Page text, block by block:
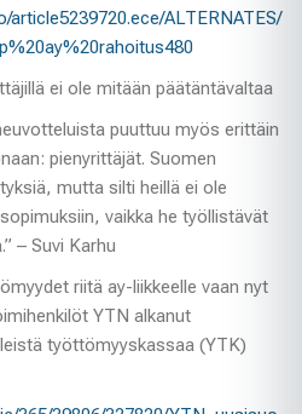
article5239720.ece/ALTERNATES/
ei ole mitään päätäntävaltaa
puuttuu myös erittäin
pienyrittäjät. Suomen
mutta silti heillä ei ole
vaikka he työllistävät
– Suvi Karhu
riitä ay-liikkeelle vaan nyt
YTN alkanut
työttömyyskassaa (YTK)